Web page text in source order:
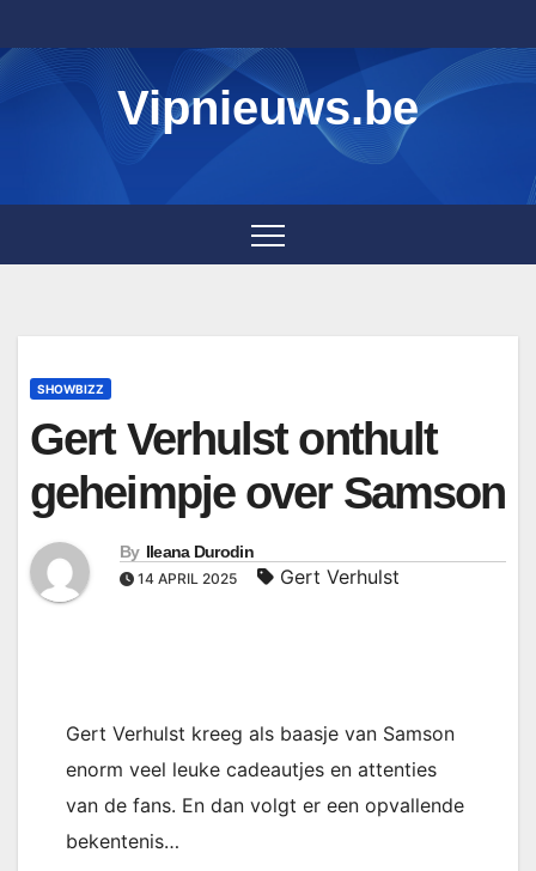
to
content
Vipnieuws.be
SHOWBIZZ
Gert Verhulst onthult
geheimpje over Samson
By Ileana Durodin
14 APRIL 2025 Gert Verhulst
Gert Verhulst kreeg als baasje van Samson
enorm veel leuke cadeautjes en attenties
van de fans. En dan volgt er een opvallende
bekentenis…